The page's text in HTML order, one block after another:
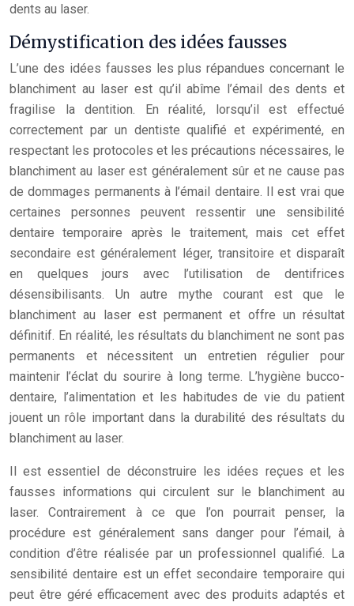
dents au laser.
Démystification des idées fausses
L’une des idées fausses les plus répandues concernant le
blanchiment au laser est qu’il abîme l’émail des dents et
fragilise la dentition. En réalité, lorsqu’il est effectué
correctement par un dentiste qualifié et expérimenté, en
respectant les protocoles et les précautions nécessaires, le
blanchiment au laser est généralement sûr et ne cause pas
de dommages permanents à l’émail dentaire. Il est vrai que
certaines personnes peuvent ressentir une sensibilité
dentaire temporaire après le traitement, mais cet effet
secondaire est généralement léger, transitoire et disparaît
en quelques jours avec l’utilisation de dentifrices
désensibilisants. Un autre mythe courant est que le
blanchiment au laser est permanent et offre un résultat
définitif. En réalité, les résultats du blanchiment ne sont pas
permanents et nécessitent un entretien régulier pour
maintenir l’éclat du sourire à long terme. L’hygiène bucco-
dentaire, l’alimentation et les habitudes de vie du patient
jouent un rôle important dans la durabilité des résultats du
blanchiment au laser.
Il est essentiel de déconstruire les idées reçues et les
fausses informations qui circulent sur le blanchiment au
laser. Contrairement à ce que l’on pourrait penser, la
procédure est généralement sans danger pour l’émail, à
condition d’être réalisée par un professionnel qualifié. La
sensibilité dentaire est un effet secondaire temporaire qui
peut être géré efficacement avec des produits adaptés et